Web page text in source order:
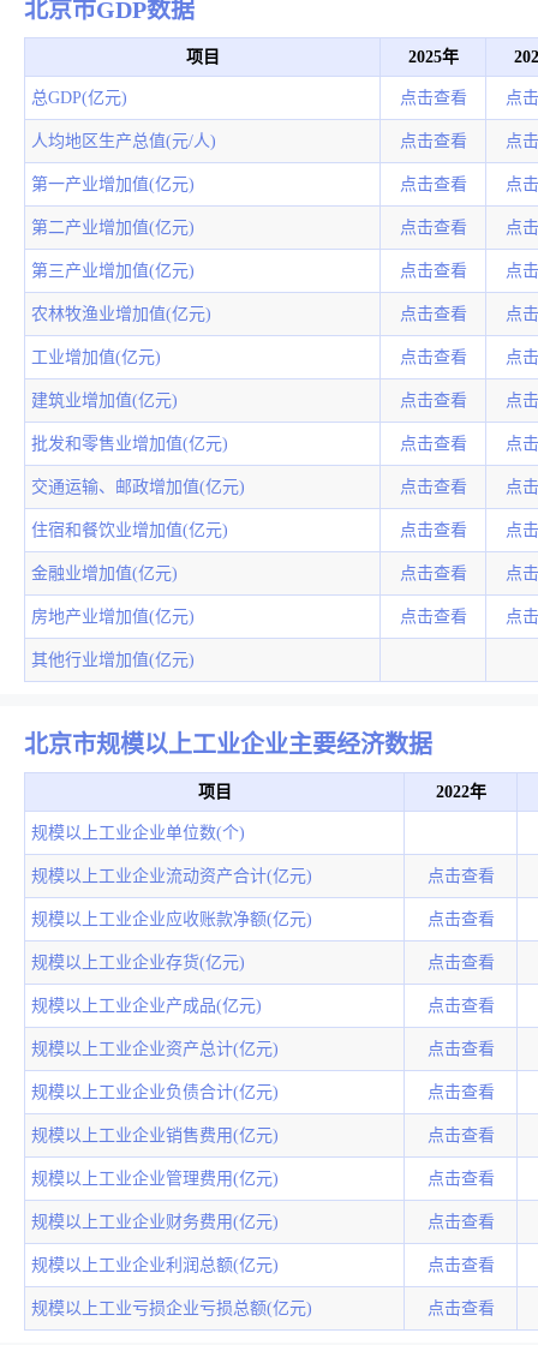
北京市GDP数据
项目 2025年
总GDP(亿元) 点击查看 点
人均地区生产总值(元/人) 点击查看 点
第一产业增加值(亿元) 点击查看 点
第二产业增加值(亿元) 点击查看 点
第三产业增加值(亿元) 点击查看 点
农林牧渔业增加值(亿元) 点击查看 点
工业增加值(亿元) 点击查看 点
建筑业增加值(亿元) 点击查看 点
批发和零售业增加值(亿元) 点击查看 点
交通运输、邮政增加值(亿元) 点击查看 点
住宿和餐饮业增加值(亿元) 点击查看 点
金融业增加值(亿元) 点击查看 点
房地产业增加值(亿元) 点击查看 点
其他行业增加值(亿元)
北京市规模以上工业企业主要经济数据
项目 2022年
规模以上工业企业单位数(个)
规模以上工业企业流动资产合计(亿元) 点击查看
规模以上工业企业应收账款净额(亿元) 点击查看
规模以上工业企业存货(亿元) 点击查看
规模以上工业企业产成品(亿元) 点击查看
规模以上工业企业资产总计(亿元) 点击查看
规模以上工业企业负债合计(亿元) 点击查看
规模以上工业企业销售费用(亿元) 点击查看
规模以上工业企业管理费用(亿元) 点击查看
规模以上工业企业财务费用(亿元) 点击查看
规模以上工业企业利润总额(亿元) 点击查看
规模以上工业亏损企业亏损总额(亿元) 点击查看